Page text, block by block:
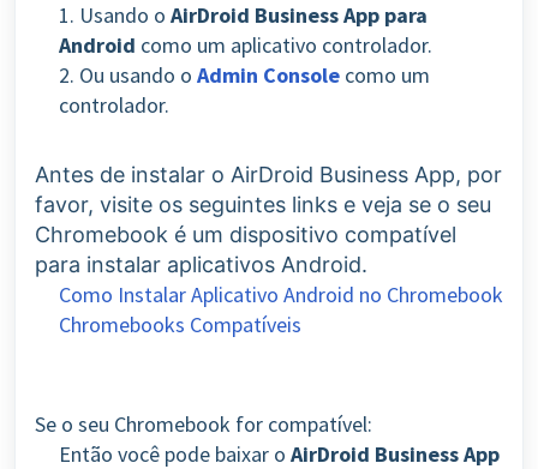
1. Usando o AirDroid Business App para
Android como um aplicativo controlador.
2. Ou usando o Admin Console como um
controlador.
Antes de instalar o AirDroid Business App, por
favor, visite os seguintes links e veja se o seu
Chromebook é um dispositivo compatível
para instalar aplicativos Android.
Como Instalar Aplicativo Android no Chromebook
Chromebooks Compatíveis
Se o seu Chromebook for compatível:
Então você pode baixar o AirDroid Business App